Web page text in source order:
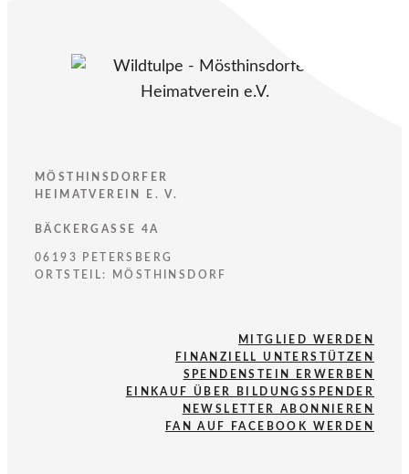
MÖSTHINSDORFER
HEIMATVEREIN E. V.
BÄCKERGASSE 4A
06193 PETERSBERG
ORTSTEIL: MÖSTHINSDORF
MITGLIED WERDEN
FINANZIELL UNTERSTÜTZEN
SPENDENSTEIN ERWERBEN
EINKAUF ÜBER BILDUNGSSPENDER
NEWSLETTER ABONNIEREN
FAN AUF FACEBOOK WERDEN